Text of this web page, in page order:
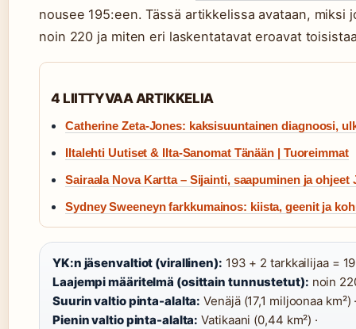
nousee 195:een. Tässä artikkelissa avataan,
noin 220 ja miten eri laskentatavat eroavat
4 LIITTYVAA ARTIKKELIA
Catherine Zeta-Jones: kaksisuuntainen diagnoosi,
Iltalehti Uutiset & Ilta-Sanomat Tänään | Tuoreimmat
Sairaala Nova Kartta – Sijainti, saapuminen ja ohjeet
Sydney Sweeneyn farkkumainos: kiista, geenit ja
YK:n jäsenvaltiot (virallinen): 193 + 2 tarkkailijaa =
Laajempi määritelmä (osittain tunnustetut): noin
Suurin valtio pinta-alalta: Venäjä (17,1 miljoonaa km²)
Pienin valtio pinta-alalta: Vatikaani (0,44 km²) ·